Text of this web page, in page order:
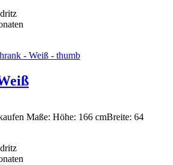
Maße: Höhe: 166 cmBreite: 64